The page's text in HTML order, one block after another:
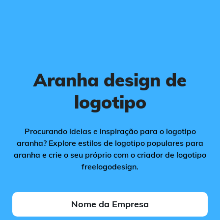
Aranha design de
logotipo
Procurando ideias e inspiração para o logotipo
aranha? Explore estilos de logotipo populares para
aranha e crie o seu próprio com o criador de logotipo
freelogodesign.